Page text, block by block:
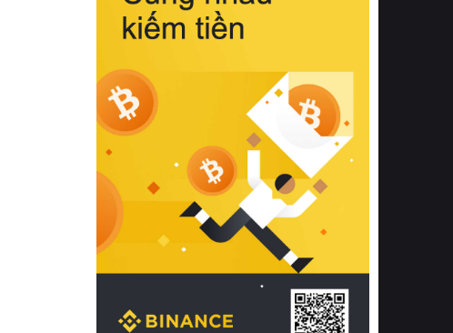
Bên cạnh đó, việc lựa chọn các dòng
sản phẩm đạt chuẩn chất lượng quốc
tế còn giúp ngăn ngừa tình trạng kích
khuẩn và nấm mốc trong điều kiện
thời tiết nóng ẩm. Bạn có thể tìm hiểu
thêm các nghiên cứu khoa học về tác
động của giấc ngủ và môi trường
phòng ngủ đối với sức khỏe con
người tại Sleep Foundation (External
Link) để có cái nhìn toàn diện hơn.
2. Các tiêu chí vàng khi lựa chọn
chăn ga gối đệm cao cấp cho phòng
ngủ
Để sở hữu một bộ chăn ga gối đệm
cao cấp hoàn hảo cả về thẩm mỹ lẫn
công năng, người tiêu dùng cần cân
nhắc kỹ lưỡng các tiêu chí quan trọng